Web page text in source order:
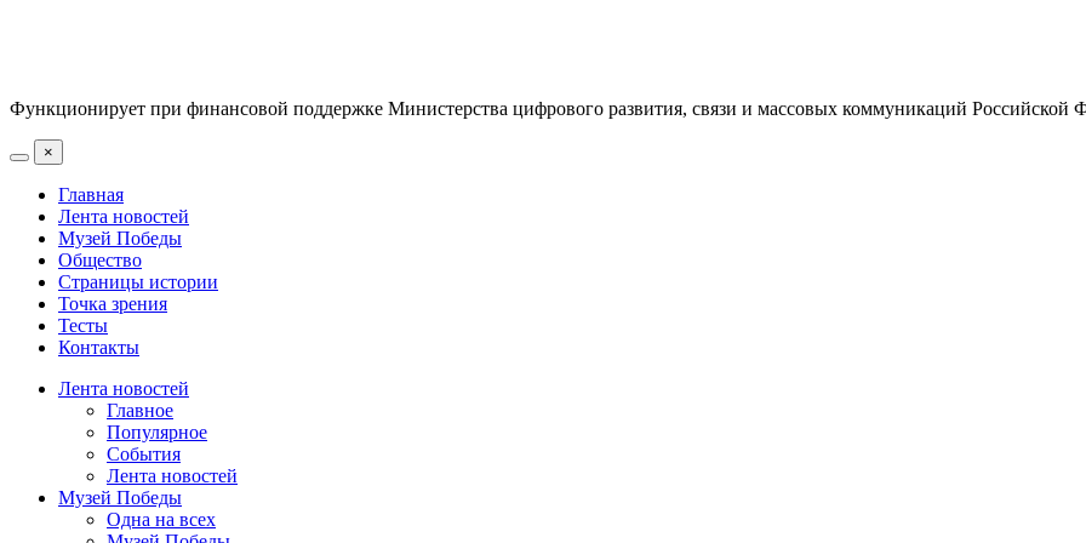
Функционирует при финансовой поддержке Министерства цифрового развития, связи и массовых коммуникаций Российской
×
Главная
Лента новостей
Музей Победы
Общество
Страницы истории
Точка зрения
Тесты
Контакты
Лента новостей
Главное
Популярное
События
Лента новостей
Музей Победы
Одна на всех